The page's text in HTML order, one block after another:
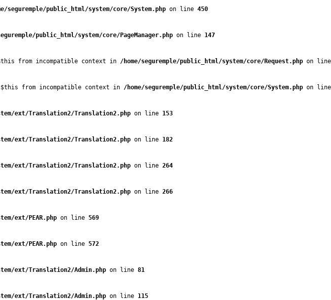
seguremple/public_html/system/core/System.php on line 450
public_html/system/core/PageManager.php on line 147
from incompatible context in /home/seguremple/public_html/system/core/Request.php on
$this from incompatible context in /home/seguremple/public_html/system/core/System.php on
ext/Translation2/Translation2.php on line 153
ext/Translation2/Translation2.php on line 182
ext/Translation2/Translation2.php on line 264
ext/Translation2/Translation2.php on line 266
ext/PEAR.php on line 569
ext/PEAR.php on line 572
ext/Translation2/Admin.php on line 81
ext/Translation2/Admin.php on line 115